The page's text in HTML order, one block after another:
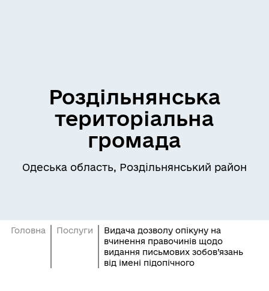
Роздільнянська
територіальна
громада
Одеська область, Роздільнянський район
Головна Послуги
Видача дозволу опікуну на
вчинення правочинів щодо
видання письмових зобов’язань
від імені підопічного